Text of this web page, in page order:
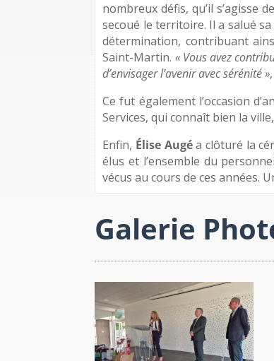
nombreux défis, qu’il s’agisse
secoué le territoire. Il a salué
détermination, contribuant
Saint-Martin. « Vous avez
d’envisager l’avenir avec sérénité »
Ce fut également l’occasion
Services, qui connaît bien la
Enfin, Élise Augéa clôturé la
élus et l’ensemble du
vécus au cours de ces années.
Galerie